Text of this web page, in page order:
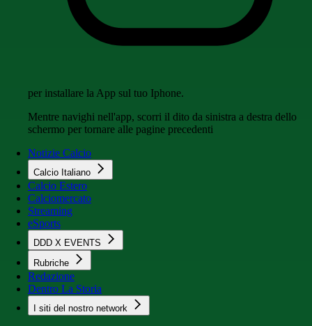
per installare la App sul tuo Iphone.
Mentre navighi nell'app, scorri il dito da sinistra a destra dello
schermo per tornare alle pagine precedenti
Notizie Calcio
Calcio Italiano
Calcio Estero
Calciomercato
Streaming
eSports
DDD X EVENTS
Rubriche
Redazione
Dentro La Storia
I siti del nostro network